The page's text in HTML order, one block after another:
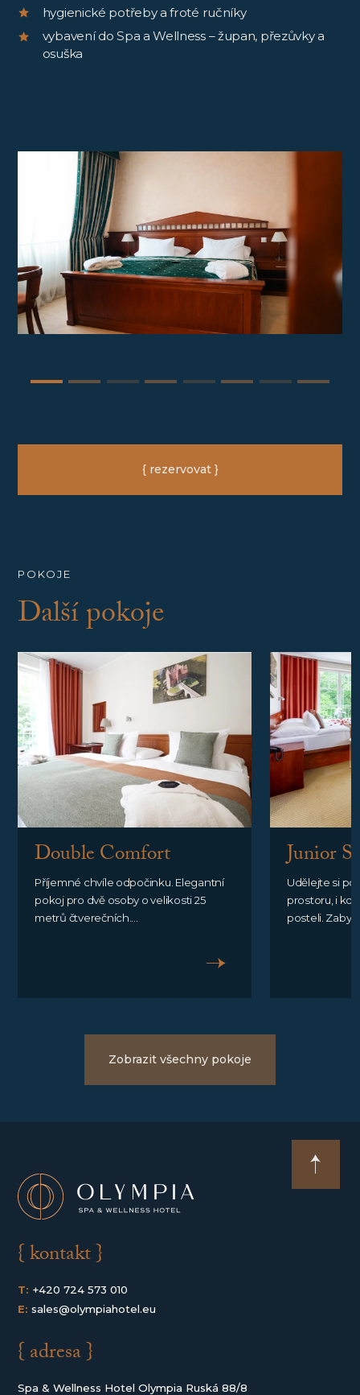
hygienické potřeby a froté ručníky
vybavení do Spa a Wellness – župan, přezůvky a
osuška
{ rezervovat }
POKOJE
Další pokoje
Double Comfort
Příjemné chvíle odpočinku. Elegantní
pokoj pro dvě osoby o velikosti 25
metrů čtverečních....
Junior
Udělejte si
prostoru, i
posteli.
Zobrazit všechny pokoje
{ kontakt }
T: +420 724 573 010
E: sales@olympiahotel.eu
{ adresa }
Spa & Wellness Hotel Olympia Ruská 88/8